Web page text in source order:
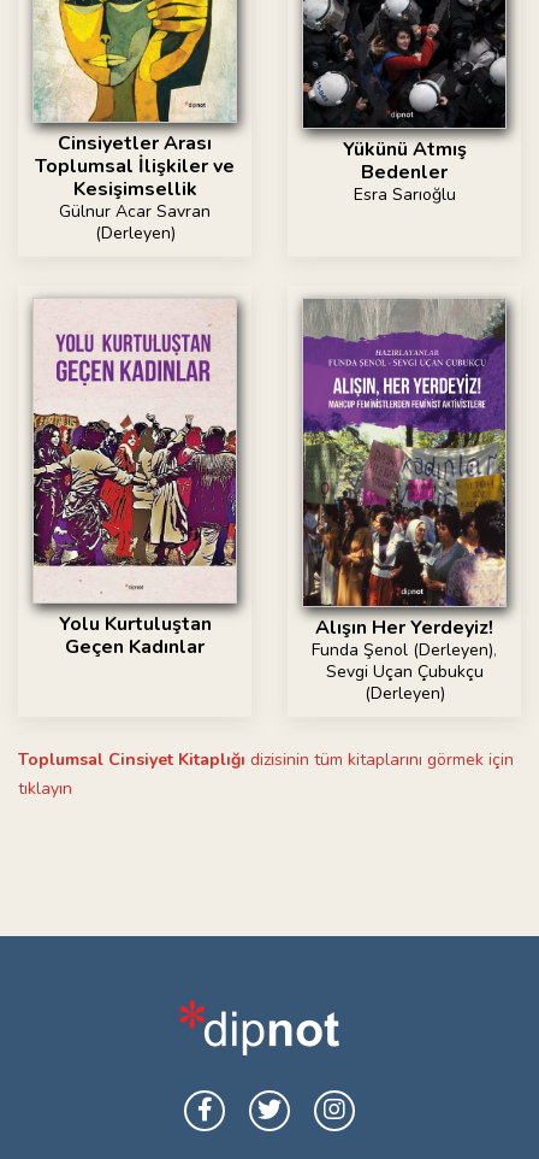
Cinsiyetler Arası
Toplumsal İlişkiler ve
Kesişimsellik
Gülnur Acar Savran
(Derleyen)
Yükünü Atmış
Bedenler
Esra Sarıoğlu
Yolu Kurtuluştan
Geçen Kadınlar
Alışın Her Yerdeyiz!
Funda Şenol (Derleyen),
Sevgi Uçan Çubukçu
(Derleyen)
Toplumsal Cinsiyet Kitaplığı dizisinin tüm kitaplarını görmek için
tıklayın